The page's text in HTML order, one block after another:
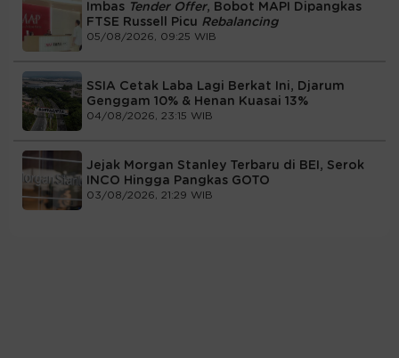
Imbas Tender Offer, Bobot MAPI Dipangkas
FTSE Russell Picu Rebalancing
05/08/2026, 09:25 WIB
SSIA Cetak Laba Lagi Berkat Ini, Djarum
Genggam 10% & Henan Kuasai 13%
04/08/2026, 23:15 WIB
Jejak Morgan Stanley Terbaru di BEI, Serok
INCO Hingga Pangkas GOTO
03/08/2026, 21:29 WIB